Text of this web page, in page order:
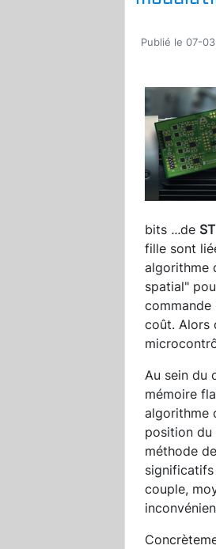
Publié le 07-
bits ...de
fille sont
algorithme
spatial"
coût. Alors
Au sein du
mémoire
algorithme
position du
méthode
couple,